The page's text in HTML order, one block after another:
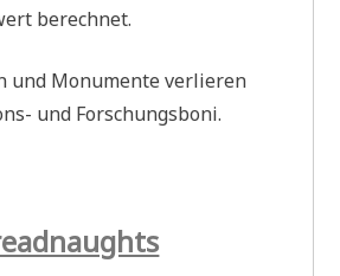
berechnet.
und Monumente verlieren
und Forschungsboni.